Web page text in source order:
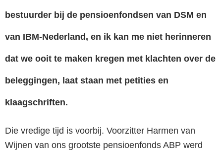
bestuurder bij de pensioenfondsen van DSM en
van IBM-Nederland, en ik kan me niet herinneren
dat we ooit te maken kregen met klachten over de
beleggingen, laat staan met petities en
klaagschriften.
Die vredige tijd is voorbij. Voorzitter Harmen van
Wijnen van ons grootste pensioenfonds ABP werd